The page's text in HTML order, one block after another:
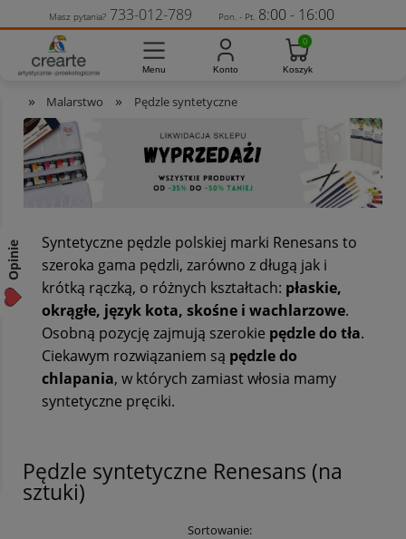
» Malarstwo » Pędzle syntetyczne
Syntetyczne pędzle polskiej marki Renesans to
szeroka gama pędzli, zarówno z długą jak i
krótką rączką, o różnych kształtach: płaskie,
okrągłe, język kota, skośne i wachlarzowe.
Osobną pozycję zajmują szerokie pędzle do tła.
Ciekawym rozwiązaniem są pędzle do
chlapania, w których zamiast włosia mamy
syntetyczne pręciki.
Pędzle syntetyczne Renesans (na
sztuki)
Sortowanie:
Masz pytania? 733-012-789 Pon. - Pt. 8:00 - 16:00
Opinie